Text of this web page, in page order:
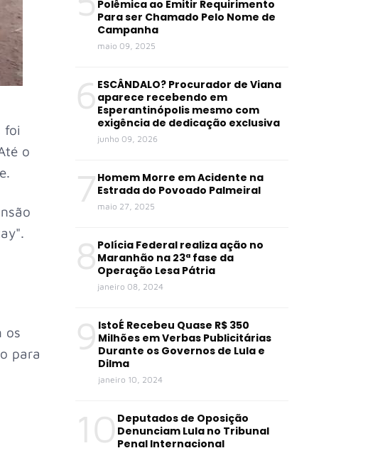
foi
o
os
para
Polêmica ao Emitir Requirimento
Para ser Chamado Pelo Nome de
Campanha
maio 09, 2025
6 ESCÂNDALO? Procurador de Viana
aparece recebendo em
Esperantinópolis mesmo com
exigência de dedicação exclusiva
junho 09, 2026
7 Homem Morre em Acidente na
Estrada do Povoado Palmeiral
maio 27, 2025
8 Polícia Federal realiza ação no
Maranhão na 23ª fase da
Operação Lesa Pátria
janeiro 08, 2024
9 IstoÉ Recebeu Quase R$ 350
Milhões em Verbas Publicitárias
Durante os Governos de Lula e
Dilma
janeiro 10, 2024
10 Deputados de Oposição
Denunciam Lula no Tribunal
Penal Internacional